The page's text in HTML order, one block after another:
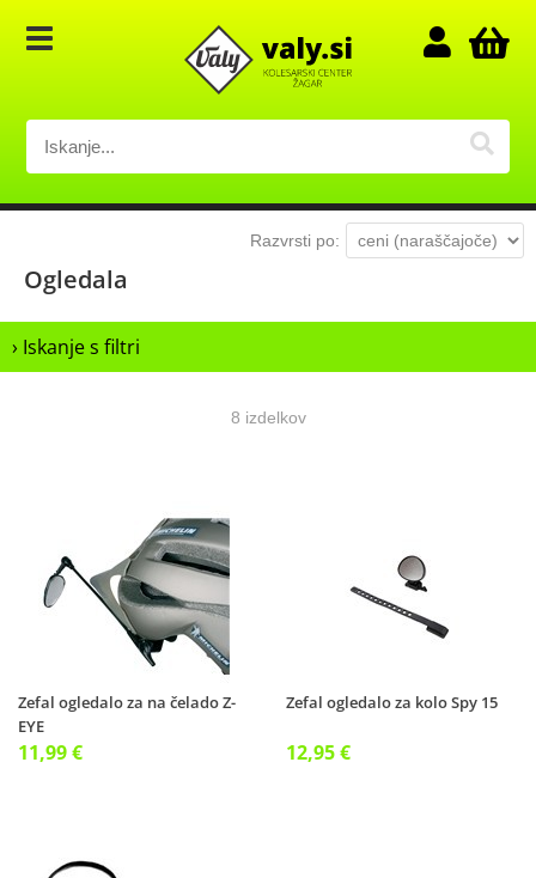
Razvrsti po:
Ogledala
› Iskanje s filtri
8 izdelkov
Zefal ogledalo za na čelado Z-
EYE
11,99 €
Zefal ogledalo za kolo Spy 15
12,95 €